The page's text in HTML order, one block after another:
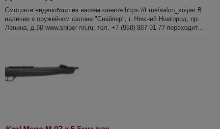
Смотрите видеообзор на нашем канале https://t.me/salon_sniper В
наличии в оружейном салоне "Снайпер", г. Нижний Новгород, пр.
Ленина, д.80 www.sniper-nn.ru, тел. +7 (958) 887-91-77 переходит...